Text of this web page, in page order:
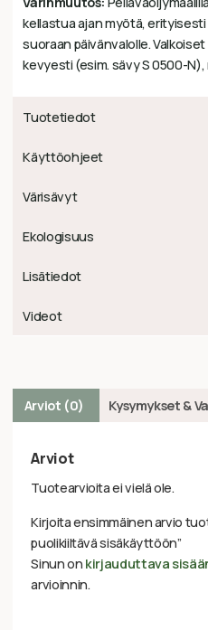
kellastua ajan myötä,
suoraan päivänvalolle.
kevyesti (esim. sävy S 0500-
Tuotetiedot
Käyttöohjeet
Värisävyt
Ekologisuus
Lisätiedot
Videot
Arviot (0) Kysymykset &
Arviot
Tuotearvioita ei vielä ole.
Kirjoita ensimmäinen arvio
puolikiiltävä sisäkäyttöön”
Sinun on kirjauduttava
arvioinnin.